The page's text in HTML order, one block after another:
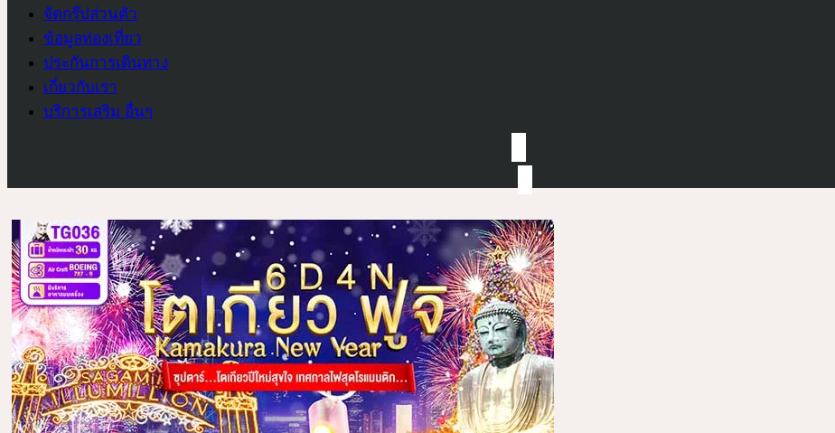
จัดกรุ๊ปส่วนตัว
ข้อมูลท่องเที่ยว
ประกันการเดินทาง
เกี่ยวกับเรา
บริการเสริม อื่นๆ